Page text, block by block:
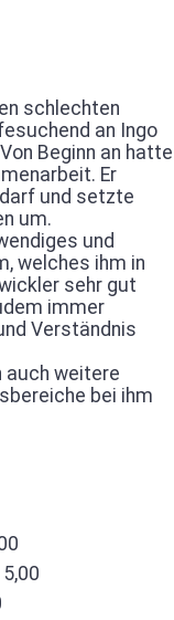
schlechten
an Ingo
Beginn an hatte
Er
und setzte
um.
und
welches ihm in
sehr gut
immer
Verständnis
auch weitere
bei ihm
5,00